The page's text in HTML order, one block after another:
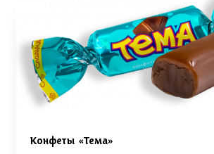
Конфеты «Тема»